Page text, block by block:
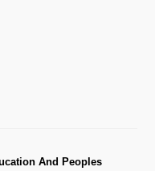
And Peoples